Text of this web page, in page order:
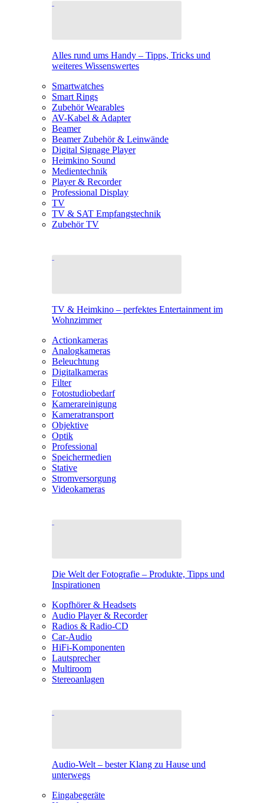
Alles rund ums Handy – Tipps, Tricks und
weiteres Wissenswertes
Smartwatches
Smart Rings
Zubehör Wearables
AV-Kabel & Adapter
Beamer
Beamer Zubehör & Leinwände
Digital Signage Player
Heimkino Sound
Medientechnik
Player & Recorder
Professional Display
TV
TV & SAT Empfangstechnik
Zubehör TV
TV & Heimkino – perfektes Entertainment im
Wohnzimmer
Actionkameras
Analogkameras
Beleuchtung
Digitalkameras
Filter
Fotostudiobedarf
Kamerareinigung
Kameratransport
Objektive
Optik
Professional
Speichermedien
Stative
Stromversorgung
Videokameras
Die Welt der Fotografie – Produkte, Tipps und
Inspirationen
Kopfhörer & Headsets
Audio Player & Recorder
Radios & Radio-CD
Car-Audio
HiFi-Komponenten
Lautsprecher
Multiroom
Stereoanlagen
Audio-Welt – bester Klang zu Hause und
unterwegs
Eingabegeräte